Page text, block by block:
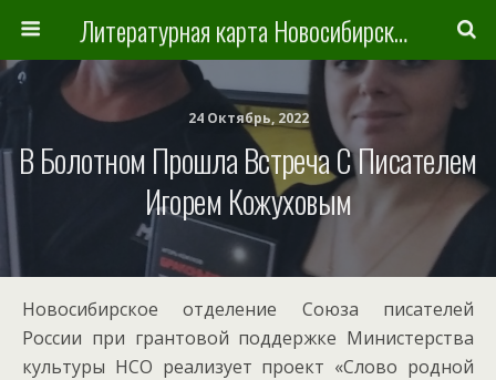
Литературная карта Новосибирска и Новосибирской области
24 Октябрь, 2022
В Болотном Прошла Встреча С Писателем
Игорем Кожуховым
Новосибирское отделение Союза писателей
России при грантовой поддержке Министерства
культуры НСО реализует проект «Слово родной